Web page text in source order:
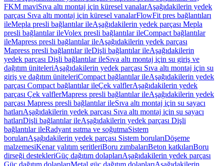
FKM maviSıva altı montaj için küresel vanalarAşağıdakilerin yedek
parçası Sıva altı montaj için küresel vanalarFlowFit pres bağlantıları
ileMepla presli bağlantılar ileAşağıdakilerin yedek parçası Mepla
presli bağlantılar ileVolex presli bağlantılar ileCompact bağlantılar
ileMapress presli bağlantılar ileAşağıdakilerin yedek parçası
Mapress presli bağlantılar ileDişli bağlantılar ileAşağıdakilerin
yedek parçası Dişli bağlantılar ileSıva altı montaj için su giriş ve
dağıtım üniteleriAşağıdakilerin yedek parçası Sıva altı montaj için su
giriş ve dağıtım üniteleriCompact bağlantılar ileAşağıdakilerin yedek
parçası Compact bağlantılar ileÇek valflerAşağıdakilerin yedek
parçası Çek valflerMapress presli bağlantılar ileAşağıdakilerin yedek
parçası Mapress presli bağlantılar ileSıva altı montaj için su sayacı
hatlarıAşağıdakilerin yedek parçası Sıva altı montaj için su sayacı
hatlarıDişli bağlantılar ileAşağıdakilerin yedek parçası Dişli
bağlantılar ileRadyant ısıtma ve soğutmaSistem
borularıAşağıdakilerin yedek parçası Sistem borularıDöşeme
malzemesiKenar yalıtım şeritleriBoru zımbalarıBeton katkılarıBoru
dirseği destekleriGüç dağıtım dolaplarıAşağıdakilerin yedek parçası
Güç dağıtım dolaplarıMetal güç dağıtım dolaplarıAşağıdakilerin